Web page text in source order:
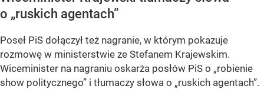
o „ruskich agentach”
Poseł PiS dołączył też nagranie, w którym pokazuje
rozmowę w ministerstwie ze Stefanem Krajewskim.
Wiceminister na nagraniu oskarża posłów PiS o „robienie
show politycznego” i tłumaczy słowa o „ruskich agentach”.